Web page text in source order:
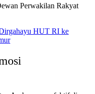
Perwakilan Rakyat